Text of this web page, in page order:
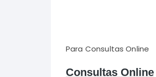
Para Consultas Online